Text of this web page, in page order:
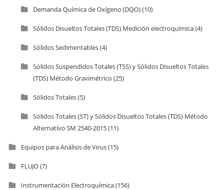
Demanda Química de Oxígeno (DQO)(10)
Sólidos Disueltos Totales (TDS) Medición electroquímica(4)
Sólidos Sedimentables(4)
Sólidos Suspendidos Totales (TSS) y Sólidos Disueltos Totales
(TDS) Método Gravimétrico (25)
Sólidos Totales(5)
Sólidos Totales (ST) y Sólidos Disueltos Totales (TDS) Método
Alternativo SM 2540-2015(11)
Equipos para Análisis de Virus(15)
FLUJO(7)
Instrumentación Electroquímica(156)